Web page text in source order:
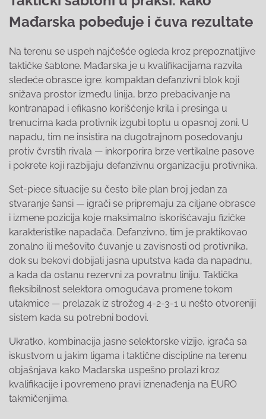
Mađarska pobeđuje i čuva rezultate
Na terenu se uspeh najčešće ogleda kroz prepoznatljive
taktičke šablone. Mađarska je u kvalifikacijama razvila
sledeće obrasce igre: kompaktan defanzivni blok koji
snižava prostor između linija, brzo prebacivanje na
kontranapad i efikasno korišćenje krila i presinga u
trenucima kada protivnik izgubi loptu u opasnoj zoni. U
napadu, tim ne insistira na dugotrajnom posedovanju
protiv čvrstih rivala — inkorporira brze vertikalne pasove
i pokrete koji razbijaju defanzivnu organizaciju protivnika.
Set-piece situacije su često bile plan broj jedan za
stvaranje šansi — igrači se pripremaju za ciljane obrasce
i izmene pozicija koje maksimalno iskorišćavaju fizičke
karakteristike napadača. Defanzivno, tim je praktikovao
zonalno ili mešovito čuvanje u zavisnosti od protivnika,
dok su bekovi dobijali jasna uputstva kada da napadnu,
a kada da ostanu rezervni za povratnu liniju. Taktička
fleksibilnost selektora omogućava promene tokom
utakmice — prelazak iz strožeg 4-2-3-1 u nešto otvoreniji
sistem kada su potrebni bodovi.
Ukratko, kombinacija jasne selektorske vizije, igrača sa
iskustvom u jakim ligama i taktične discipline na terenu
objašnjava kako Mađarska uspešno prolazi kroz
kvalifikacije i povremeno pravi iznenađenja na EURO
takmičenjima.